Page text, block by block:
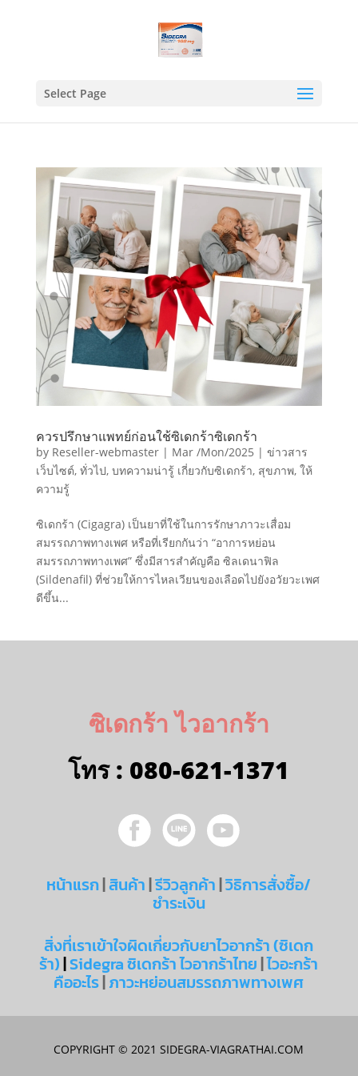
Select Page
ควรปรึกษาแพทย์ก่อนใช้ซิเดกร้าซิเดกร้า
by Reseller-webmaster| Mar /Mon/2025 | ข่าวสาร
เว็บไซต์, ทั่วไป, บทความน่ารู้ เกี่ยวกับซิเดกร้า, สุขภาพ, ให้
ความรู้
ซิเดกร้า (Cigagra) เป็นยาที่ใช้ในการรักษาภาวะเสื่อม
สมรรถภาพทางเพศ หรือที่เรียกกันว่า “อาการหย่อน
สมรรถภาพทางเพศ” ซึ่งมีสารสำคัญคือ ซิลเดนาฟิล
(Sildenafil) ที่ช่วยให้การไหลเวียนของเลือดไปยังอวัยวะเพศ
ดีขึ้น...
ซิเดกร้า ไวอากร้า
โทร : 080-621-1371
หน้าแรก|สินค้า|รีวิวลูกค้า|วิธิการสั่งซื้อ/
ชำระเงิน
สิ่งที่เราเข้าใจผิดเกี่ยวกับยาไวอากร้า (ซิเดก
ร้า)|Sidegra ซิเดกร้า ไวอากร้าไทย|ไวอะกร้า
คืออะไร|ภาวะหย่อนสมรรถภาพทางเพศ
COPYRIGHT © 2021 SIDEGRA-VIAGRATHAI.COM